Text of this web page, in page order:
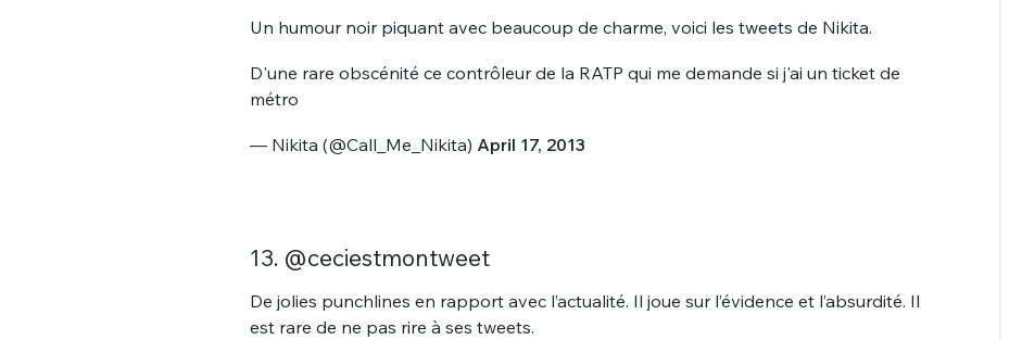
Un humour noir piquant avec beaucoup de charme, voici les tweets de Nikita.
D'une rare obscénité ce contrôleur de la RATP qui me demande si j'ai un ticket de
métro
— Nikita (@Call_Me_Nikita) April 17, 2013
13. @ceciestmontweet
De jolies punchlines en rapport avec l’actualité. Il joue sur l’évidence et l’absurdité. Il
est rare de ne pas rire à ses tweets.